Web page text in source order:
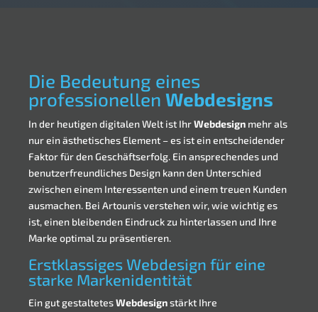
Die Bedeutung eines
professionellen Webdesigns
In der heutigen digitalen Welt ist IhrWebdesign mehr als
nur ein ästhetisches Element – es ist ein entscheidender
Faktor für den Geschäftserfolg. Ein ansprechendes und
benutzerfreundliches Design kann den Unterschied
zwischen einem Interessenten und einem treuen Kunden
ausmachen. Bei Artounis verstehen wir, wie wichtig es
ist, einen bleibenden Eindruck zu hinterlassen und Ihre
Marke optimal zu präsentieren.
Erstklassiges Webdesign für eine
starke Markenidentität
Ein gut gestaltetesWebdesignstärkt Ihre